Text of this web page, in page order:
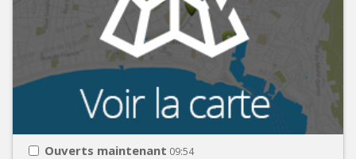
Ouverts maintenant 09:54